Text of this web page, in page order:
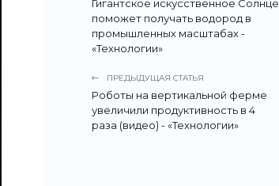
Гигантское искусственное Солнце
поможет получать водород в
промышленных масштабах -
«Технологии»
ПРЕДЫДУЩАЯ СТАТЬЯ
Роботы на вертикальной ферме
увеличили продуктивность в 4
раза (видео) - «Технологии»